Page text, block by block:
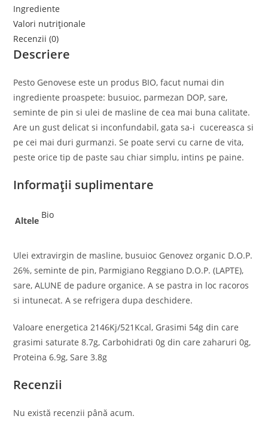
Ingrediente
Valori nutriționale
Recenzii (0)
Descriere
Pesto Genovese este un produs BIO, facut numai din
ingrediente proaspete: busuioc, parmezan DOP, sare,
seminte de pin si ulei de masline de cea mai buna calitate.
Are un gust delicat si inconfundabil, gata sa-i cucereasca si
pe cei mai duri gurmanzi. Se poate servi cu carne de vita,
peste orice tip de paste sau chiar simplu, intins pe paine.
Informații suplimentare
Altele
Bio
Ulei extravirgin de masline, busuioc Genovez organic D.O.P.
26%, seminte de pin, Parmigiano Reggiano D.O.P. (LAPTE),
sare, ALUNE de padure organice. A se pastra in loc racoros
si intunecat. A se refrigera dupa deschidere.
Valoare energetica 2146Kj/521Kcal, Grasimi 54g din care
grasimi saturate 8.7g, Carbohidrati 0g din care zaharuri 0g,
Proteina 6.9g, Sare 3.8g
Recenzii
Nu există recenzii până acum.